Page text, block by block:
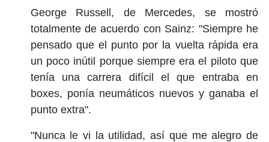
George Russell, de Mercedes, se mostró
totalmente de acuerdo con Sainz: "Siempre he
pensado que el punto por la vuelta rápida era
un poco inútil porque siempre era el piloto que
tenía una carrera difícil el que entraba en
boxes, ponía neumáticos nuevos y ganaba el
punto extra".
"Nunca le vi la utilidad, así que me alegro de